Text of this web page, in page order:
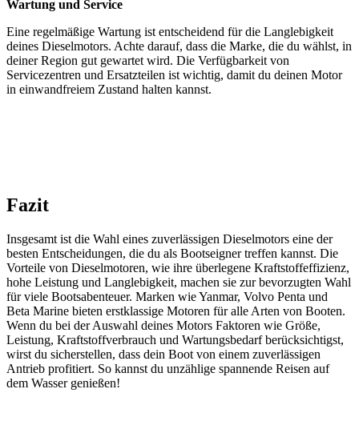
Wartung und Service
Eine regelmäßige Wartung ist entscheidend für die Langlebigkeit
deines Dieselmotors. Achte darauf, dass die Marke, die du wählst, in
deiner Region gut gewartet wird. Die Verfügbarkeit von
Servicezentren und Ersatzteilen ist wichtig, damit du deinen Motor
in einwandfreiem Zustand halten kannst.
Fazit
Insgesamt ist die Wahl eines zuverlässigen Dieselmotors eine der
besten Entscheidungen, die du als Bootseigner treffen kannst. Die
Vorteile von Dieselmotoren, wie ihre überlegene Kraftstoffeffizienz,
hohe Leistung und Langlebigkeit, machen sie zur bevorzugten Wahl
für viele Bootsabenteuer. Marken wie Yanmar, Volvo Penta und
Beta Marine bieten erstklassige Motoren für alle Arten von Booten.
Wenn du bei der Auswahl deines Motors Faktoren wie Größe,
Leistung, Kraftstoffverbrauch und Wartungsbedarf berücksichtigst,
wirst du sicherstellen, dass dein Boot von einem zuverlässigen
Antrieb profitiert. So kannst du unzählige spannende Reisen auf
dem Wasser genießen!